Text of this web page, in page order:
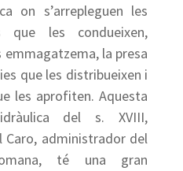
on s’arrepleguen les
que les condueixen,
emmagatzema, la presa
que les distribueixen i
les aprofiten. Aquesta
del s. XVIII,
Caro, administrador del
té una gran